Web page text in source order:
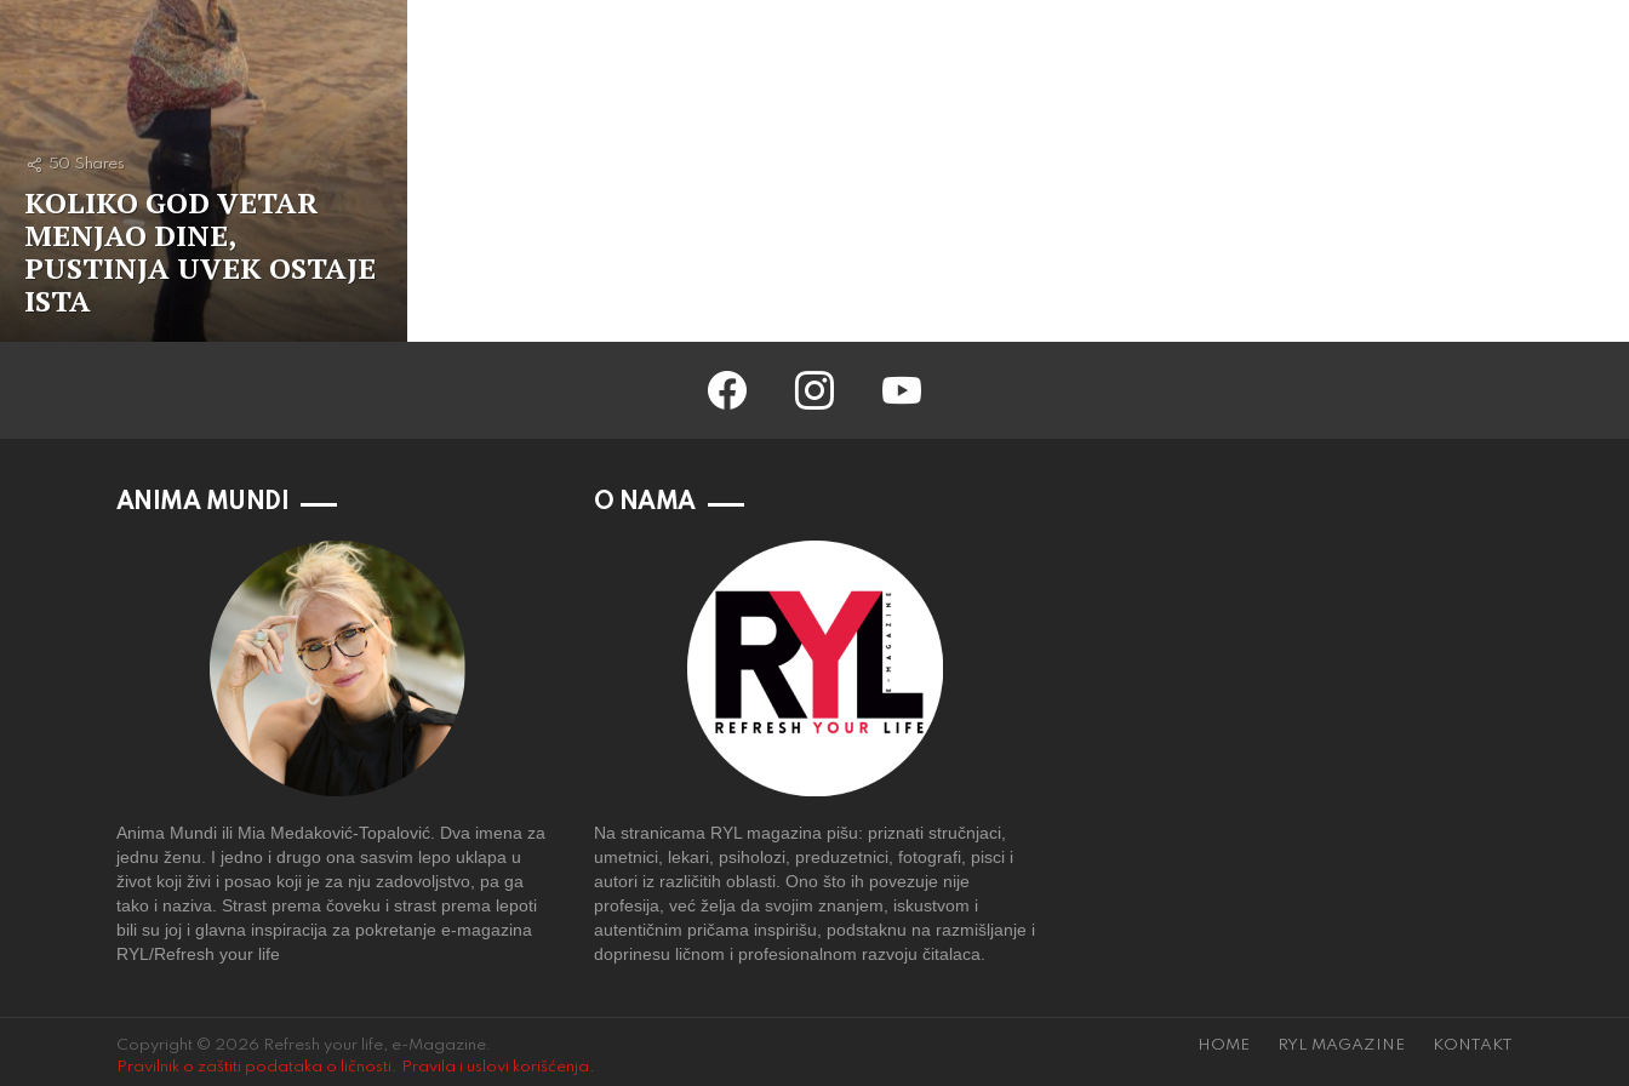
50 Shares
KOLIKO GOD VETAR
MENJAO DINE,
PUSTINJA UVEK OSTAJE
ISTA
facebook instagram youtube
ANIMA MUNDI
Anima Mundi ili Mia Medaković-Topalović. Dva imena za
jednu ženu. I jedno i drugo ona sasvim lepo uklapa u
život koji živi i posao koji je za nju zadovoljstvo, pa ga
tako i naziva. Strast prema čoveku i strast prema lepoti
bili su joj i glavna inspiracija za pokretanje e-magazina
RYL/Refresh your life
O NAMA
Na stranicama RYL magazina pišu: priznati stručnjaci,
umetnici, lekari, psiholozi, preduzetnici, fotografi, pisci i
autori iz različitih oblasti. Ono što ih povezuje nije
profesija, već želja da svojim znanjem, iskustvom i
autentičnim pričama inspirišu, podstaknu na razmišljanje i
doprinesu ličnom i profesionalnom razvoju čitalaca.
Copyright © 2026 Refresh your life, e-Magazine.
Pravilnik o zaštiti podataka o ličnosti . Pravila i uslovi korišćenja .
HOME RYL MAGAZINE KONTAKT